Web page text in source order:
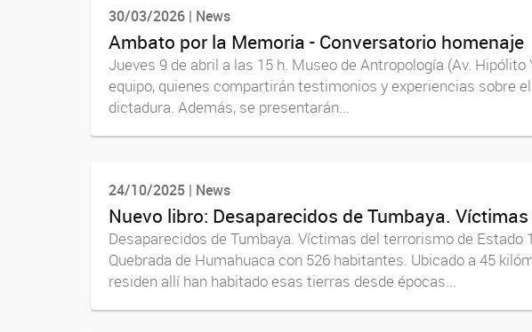
30/03/2026 | News
Ambato por la Memoria - Conversatorio homenaje
Jueves 9 de abril a las 15 h. Museo de Antropología (Av.
equipo, quienes compartirán testimonios y experiencias sobre
dictadura. Además, se presentarán...
24/10/2025 | News
Nuevo libro: Desaparecidos de Tumbaya.
Desaparecidos de Tumbaya. Víctimas del terrorismo de Estado
Quebrada de Humahuaca con 526 habitantes. Ubicado a 45
residen allí han habitado esas tierras desde épocas...